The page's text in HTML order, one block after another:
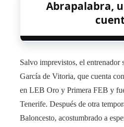
Abrapalabra,
Salvo imprevistos, el entrenador
García de Vitoria, que cuenta
en LEB Oro y Primera FEB y
Tenerife. Después de otra
Baloncesto, acostumbrado a